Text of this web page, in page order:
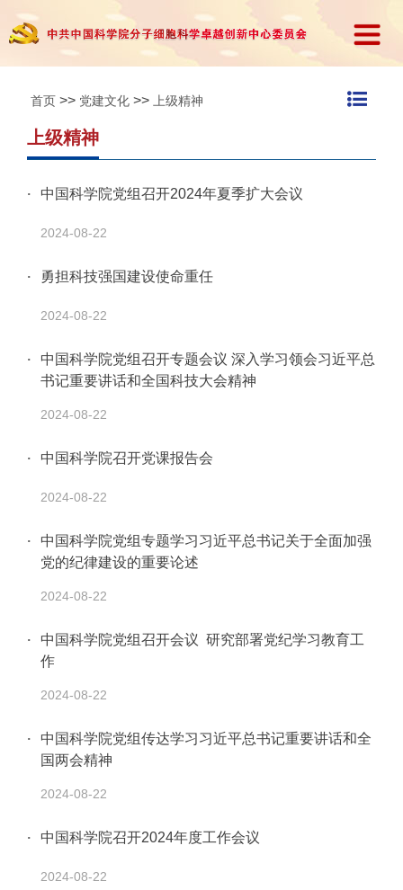
首页 >> 党建文化 >> 上级精神
上级精神
中国科学院党组召开2024年夏季扩大会议
2024-08-22
勇担科技强国建设使命重任
2024-08-22
中国科学院党组召开专题会议 深入学习领会习近平总
书记重要讲话和全国科技大会精神
2024-08-22
中国科学院召开党课报告会
2024-08-22
中国科学院党组专题学习习近平总书记关于全面加强
党的纪律建设的重要论述
2024-08-22
中国科学院党组召开会议 研究部署党纪学习教育工
作
2024-08-22
中国科学院党组传达学习习近平总书记重要讲话和全
国两会精神
2024-08-22
中国科学院召开2024年度工作会议
2024-08-22